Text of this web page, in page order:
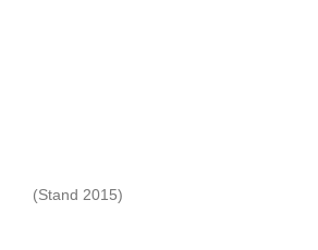
(Stand 2015)